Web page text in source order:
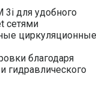
3i для удобного
сетями
циркуляционные
благодаря
гидравлического